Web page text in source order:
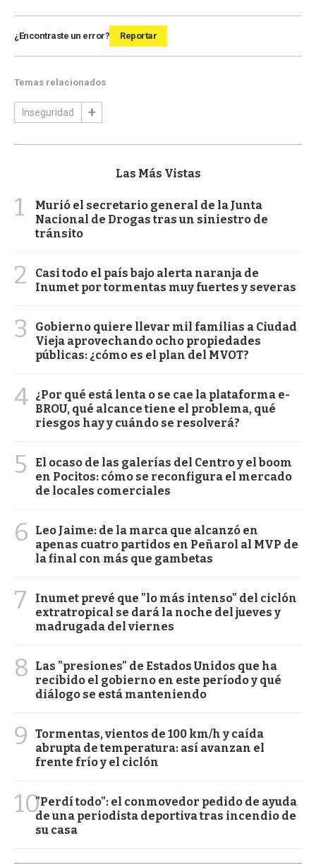
¿Encontraste un error? Reportar
Temas relacionados
Inseguridad
Las Más Vistas
1
Murió el secretario general de la Junta
Nacional de Drogas tras un siniestro de
tránsito
2
Casi todo el país bajo alerta naranja de
Inumet por tormentas muy fuertes y severas
3
Gobierno quiere llevar mil familias a Ciudad
Vieja aprovechando ocho propiedades
públicas: ¿cómo es el plan del MVOT?
4 ¿Por qué está lenta o se cae la plataforma e-
BROU, qué alcance tiene el problema, qué
riesgos hay y cuándo se resolverá?
5
El ocaso de las galerías del Centro y el boom
en Pocitos: cómo se reconfigura el mercado
de locales comerciales
6
Leo Jaime: de la marca que alcanzó en
apenas cuatro partidos en Peñarol al MVP de
la final con más que gambetas
7
Inumet prevé que "lo más intenso" del ciclón
extratropical se dará la noche del jueves y
madrugada del viernes
8
Las "presiones" de Estados Unidos que ha
recibido el gobierno en este período y qué
diálogo se está manteniendo
9
Tormentas, vientos de 100 km/h y caída
abrupta de temperatura: así avanzan el
frente frío y el ciclón
10"Perdí todo": el conmovedor pedido de ayuda
de una periodista deportiva tras incendio de
su casa